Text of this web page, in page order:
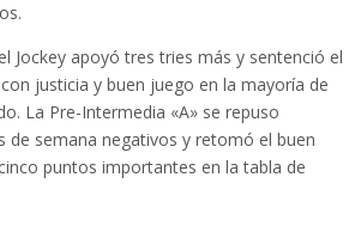
Jockey apoyó tres tries más y sentenció el
justicia y buen juego en la mayoría de
La Pre-Intermedia «A» se repuso
de semana negativos y retomó el buen
puntos importantes en la tabla de